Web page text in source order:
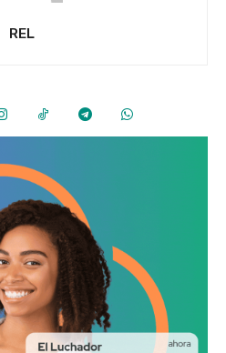
REL